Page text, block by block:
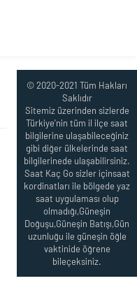
© 2020-2021 Tüm Hakları
Saklıdır
Sitemiz üzerinden sizlerde
Türkiye'nin tüm il ilçe saat
bilgilerine ulaşabileceğiniz
gibi diğer ülkelerinde saat
bilgilerinede ulaşabilirsiniz.
Saat Kaç Go sizler içinsaat
kordinatları ile bölgede yaz
saat uygulaması olup
olmadığı,Güneşin
Doğuşu,Güneşin Batışı,Gün
uzunluğu ile güneşin öğle
vaktinide öğrene
bileçeksiniz.